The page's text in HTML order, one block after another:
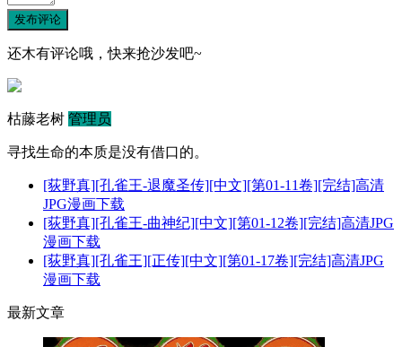
发布评论
还木有评论哦，快来抢沙发吧~
枯藤老树 管理员
寻找生命的本质是没有借口的。
[荻野真][孔雀王-退魔圣传][中文][第01-11卷][完结]高清
JPG漫画下载
[荻野真][孔雀王-曲神纪][中文][第01-12卷][完结]高清JPG
漫画下载
[荻野真][孔雀王][正传][中文][第01-17卷][完结]高清JPG
漫画下载
最新文章